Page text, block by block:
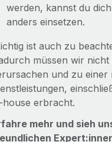
werden, kannst du
anders einsetzen.
ist auch zu
müssen wir
und zu einer
house erbracht.
mehr und sieh